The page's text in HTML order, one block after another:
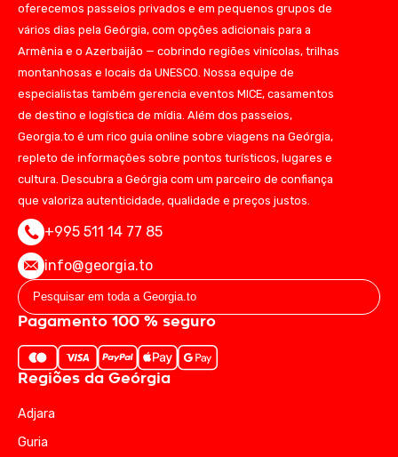
oferecemos passeios privados e em pequenos grupos de
vários dias pela Geórgia, com opções adicionais para a
Armênia e o Azerbaijão — cobrindo regiões vinícolas, trilhas
montanhosas e locais da UNESCO. Nossa equipe de
especialistas também gerencia eventos MICE, casamentos
de destino e logística de mídia. Além dos passeios,
Georgia.to é um rico guia online sobre viagens na Geórgia,
repleto de informações sobre pontos turísticos, lugares e
cultura. Descubra a Geórgia com um parceiro de confiança
que valoriza autenticidade, qualidade e preços justos.
+995 511 14 77 85
info@georgia.to
Pagamento 100 % seguro
Regiões da Geórgia
Adjara
Guria